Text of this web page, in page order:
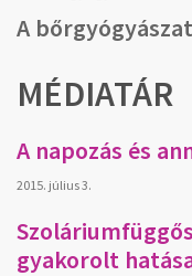
A
MÉDIATÁR
A napozás és
2015. július 3.
gyakorolt